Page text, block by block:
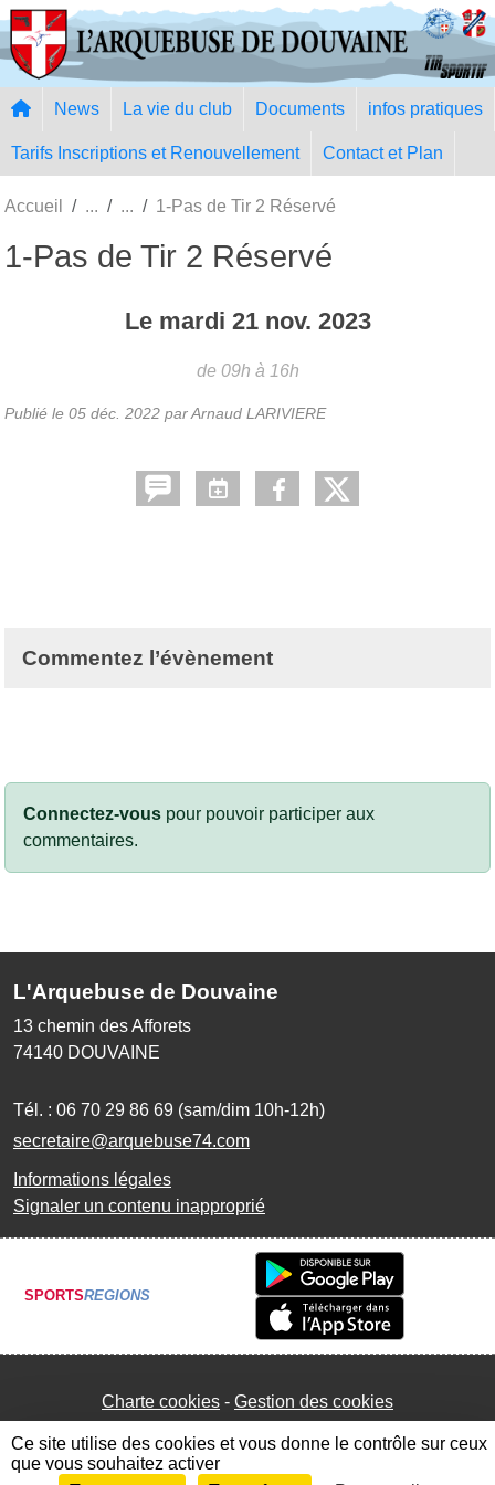
News La vie du club Documents infos pratiques
Tarifs Inscriptions et Renouvellement Contact et Plan
Accueil 1-Pas de Tir 2 Réservé
1-Pas de Tir 2 Réservé
Le mardi 21 nov. 2023
de 09h à 16h
Publié le 05 déc. 2022 par Arnaud LARIVIERE
Commentez l’évènement
Connectez-vous pour pouvoir participer aux
commentaires.
L'Arquebuse de Douvaine
13 chemin des Afforets
74140 DOUVAINE
Tél. : 06 70 29 86 69 (sam/dim 10h-12h)
secretaire@arquebuse74.com
Informations légales
Signaler un contenu inapproprié
SPORTSREGIONS
Charte cookies Gestion des cookies
Panneau de gestion des cookies
Ce site utilise des cookies et vous donne le contrôle sur ceux
que vous souhaitez activer